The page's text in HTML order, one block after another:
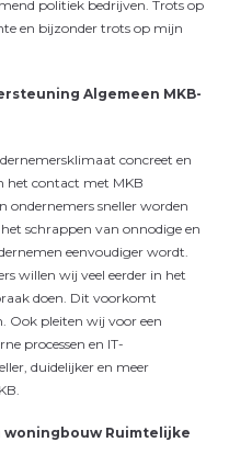
politiek bedrijven. Trots op
en bijzonder trots op mijn
Algemeen MKB-
concreet en
het contact met MKB
ondernemers sneller worden
schrappen van onnodige en
eenvoudiger wordt.
willen wij veel eerder in het
doen. Dit voorkomt
Ook pleiten wij voor een
processen en IT-
duidelijker en meer
woningbouw Ruimtelijke